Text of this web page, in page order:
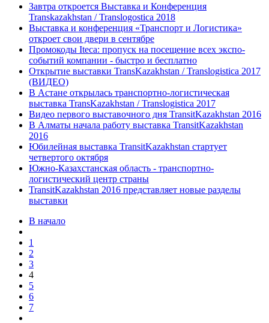
Завтра откроется Выставка и Конференция
Transkazakhstan / Translogostica 2018
Выставка и конференция «Транспорт и Логистика»
откроет свои двери в сентябре
Промокоды Iteca: пропуск на посещение всех экспо-
событий компании - быстро и бесплатно
Открытие выставки TransKazakhstan / Translogistica 2017
(ВИДЕО)
В Астане открылась транспортно-логистическая
выставка TransKazakhstan / Translogistica 2017
Видео первого выставочного дня TransitKazakhstan 2016
В Алматы начала работу выставка TransitKazakhstan
2016
Юбилейная выставка TransitKazakhstan стартует
четвертого октября
Южно-Казахстанская область - транспортно-
логистический центр страны
TransitKazakhstan 2016 представляет новые разделы
выставки
В начало
1
2
3
4
5
6
7